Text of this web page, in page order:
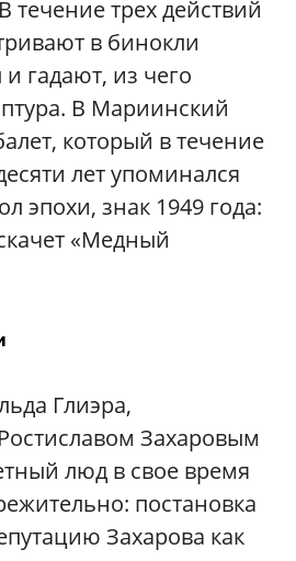
течение трех действий
в бинокли
гадают, из чего
В Мариинский
который в течение
лет упоминался
эпохи, знак 1949 года:
«Медный
Глиэра,
Захаровым
люд в свое время
постановка
Захарова как